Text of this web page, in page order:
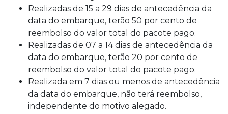
Realizadas de 15 a 29 dias de antecedência da
data do embarque, terão 50 por cento de
reembolso do valor total do pacote pago.
Realizadas de 07 a 14 dias de antecedência da
data do embarque, terão 20 por cento de
reembolso do valor total do pacote pago.
Realizada em 7 dias ou menos de antecedência
da data do embarque, não terá reembolso,
independente do motivo alegado.